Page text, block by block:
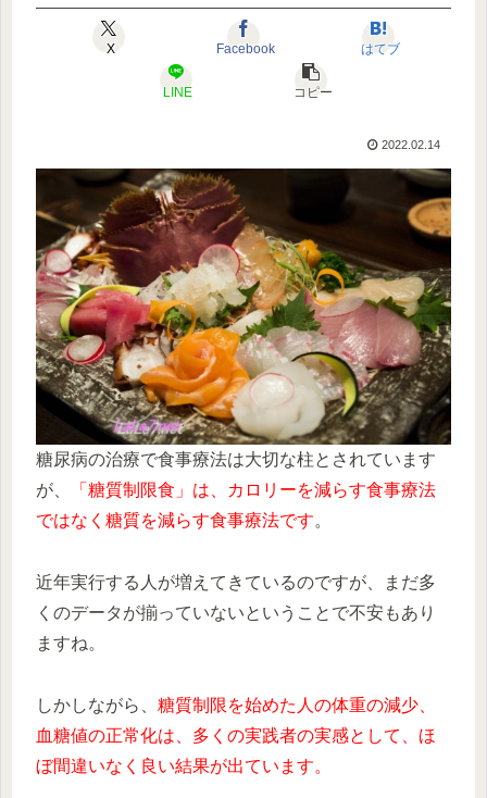
X Facebook はてブ
LINE コピー
2022.02.14
糖尿病の治療で食事療法は大切な柱とされています
が、
「糖質制限食」は、カロリーを減らす食事療法
ではなく糖質を減らす食事療法です。
近年実行する人が増えてきているのですが、まだ多
くのデータが揃っていないということで不安もあり
ますね。
しかしながら、 糖質制限を始めた人の体重の減少、
血糖値の正常化は、多くの実践者の実感として、ほ
ぼ間違いなく良い結果が出ています。